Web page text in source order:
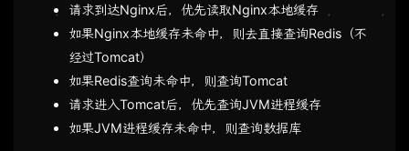
请求到达Nginx后，优先读取Nginx本地缓存
如果Nginx本地缓存未命中，则去直接查询Redis（不
经过Tomcat）
如果Redis查询未命中，则查询Tomcat
请求进入Tomcat后，优先查询JVM进程缓存
如果JVM进程缓存未命中，则查询数据库